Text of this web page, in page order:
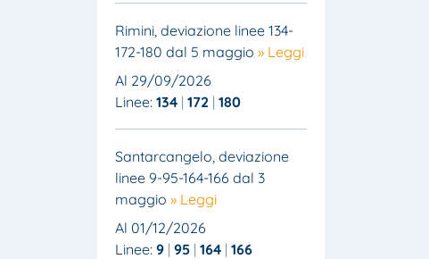
Rimini, deviazione linee 134-
172-180 dal 5 maggio » Leggi
Al 29/09/2026
Linee: 134 172 180
Santarcangelo, deviazione
linee 9-95-164-166 dal 3
maggio » Leggi
Al 01/12/2026
Linee: 9 95 164 166